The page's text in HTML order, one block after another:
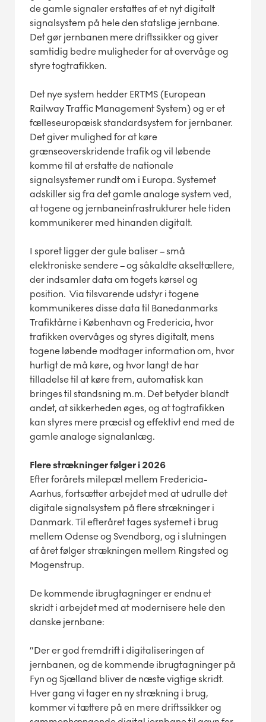
de gamle signaler erstattes af et nyt digitalt
signalsystem på hele den statslige jernbane.
Det gør jernbanen mere driftssikker og giver
samtidig bedre muligheder for at overvåge og
styre togtrafikken.
Det nye system hedder ERTMS (European
Railway Traffic Management System) og er et
fælleseuropæisk standardsystem for jernbaner.
Det giver mulighed for at køre
grænseoverskridende trafik og vil løbende
komme til at erstatte de nationale
signalsystemer rundt om i Europa. Systemet
adskiller sig fra det gamle analoge system ved,
at togene og jernbaneinfrastrukturer hele tiden
kommunikerer med hinanden digitalt.
I sporet ligger der gule baliser – små
elektroniske sendere – og såkaldte akseltællere,
der indsamler data om togets kørsel og
position. Via tilsvarende udstyr i togene
kommunikeres disse data til Banedanmarks
Trafiktårne i København og Fredericia, hvor
trafikken overvåges og styres digitalt, mens
togene løbende modtager information om, hvor
hurtigt de må køre, og hvor langt de har
tilladelse til at køre frem, automatisk kan
bringes til standsning m.m. Det betyder blandt
andet, at sikkerheden øges, og at togtrafikken
kan styres mere præcist og effektivt end med de
gamle analoge signalanlæg.
Flere strækninger følger i 2026
Efter forårets milepæl mellem Fredericia-
Aarhus, fortsætter arbejdet med at udrulle det
digitale signalsystem på flere strækninger i
Danmark. Til efteråret tages systemet i brug
mellem Odense og Svendborg, og i slutningen
af året følger strækningen mellem Ringsted og
Mogenstrup.
De kommende ibrugtagninger er endnu et
skridt i arbejdet med at modernisere hele den
danske jernbane:
”Der er god fremdrift i digitaliseringen af
jernbanen, og de kommende ibrugtagninger på
Fyn og Sjælland bliver de næste vigtige skridt.
Hver gang vi tager en ny strækning i brug,
kommer vi tættere på en mere driftssikker og